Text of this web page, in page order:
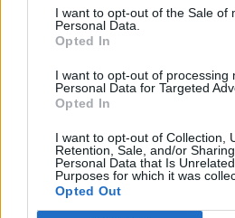
I want to opt-out of the Sale of
Personal Data.
Opted In
I want to opt-out of processing
Personal Data for Targeted
Opted In
I want to opt-out of Collection,
Retention, Sale, and/or
Personal Data that Is
Purposes for which it was
Opted Out
ΔΙΑΦΗΜΙΣΗ